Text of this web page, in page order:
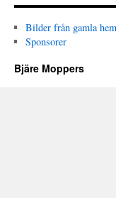
Bilder från gamla
Sponsorer
Bjäre Moppers